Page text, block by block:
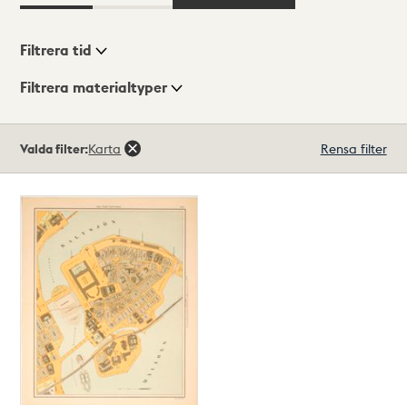
Visningsläge
Filtrera tid
Filtrera materialtyper
träffar
Valda filter:Karta Rensa filter